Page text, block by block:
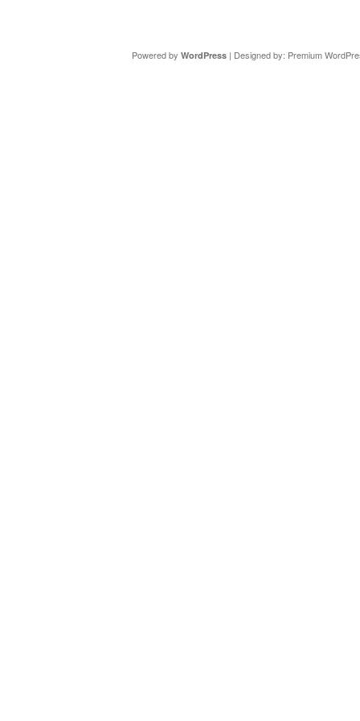
Powered by WordPress| Designed by: Premium